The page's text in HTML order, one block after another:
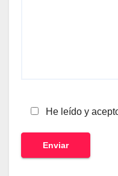
He leído y